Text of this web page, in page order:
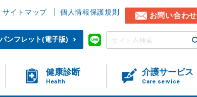
サイトマップ 個人情報保護規則 お問い合わせ
ンフレット(電子版)
健康診断
Health
介護サービス
Care service